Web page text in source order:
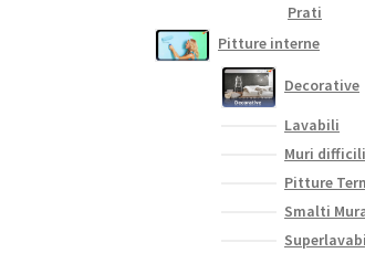
Prati
Pitture interne
Decorative
Lavabili
Muri difficili
Pitture
Smalti